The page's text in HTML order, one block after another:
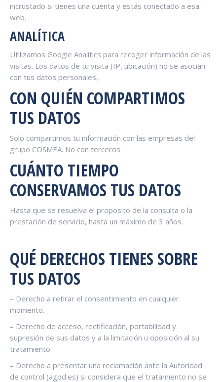
incrustado si tienes una cuenta y estás conectado a esa
web.
ANALÍTICA
Utilizamos Google Analitics para recoger información de las
visitas. Los datos de tu visita (IP, ubicación) no se asocian
con tus datos personales,
CON QUIÉN COMPARTIMOS
TUS DATOS
Solo compartimos tu información con las empresas del
grupo COSMEA. No con terceros.
CUÁNTO TIEMPO
CONSERVAMOS TUS DATOS
Hasta que se resuelva el proposito de la consulta o la
prestación de servicio, hasta un máximo de 3 años.
QUÉ DERECHOS TIENES SOBRE
TUS DATOS
– Derecho a retirar el consentimiento en cualquier
momento.
– Derecho de acceso, rectificación, portabilidad y
supresión de sus datos y a la limitación u oposición al su
tratamiento.
– Derecho a presentar una reclamación ante la Autoridad
de control (agpd.es) si considera que el tratamiento no se